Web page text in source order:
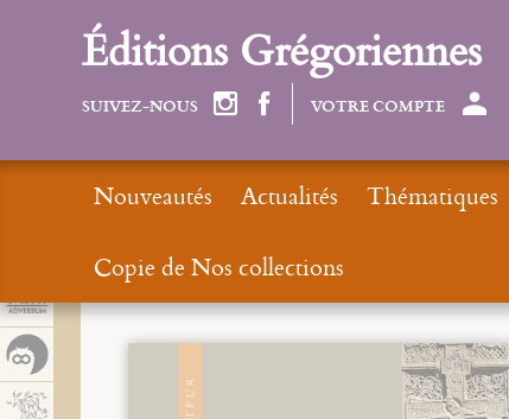
Éditions Grégoriennes
SUIVEZ-NOUS VOTRE COMPTE
Nouveautés Actualités Thématiques
Copie de Nos collections
Panel de gestión de cookies